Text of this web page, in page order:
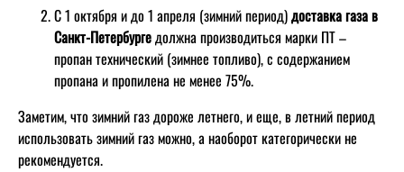
С 1 октября и до 1 апреля (зимний период)доставка газа в
Санкт-Петербургедолжна производиться марки ПТ –
пропан технический (зимнее топливо), с содержанием
пропана и пропилена не менее 75%.
Заметим, что зимний газ дороже летнего, и еще, в летний период
использовать зимний газ можно, а наоборот категорически не
рекомендуется.